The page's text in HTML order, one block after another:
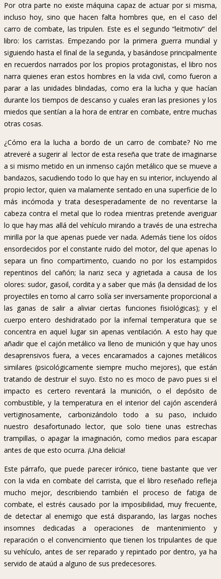
Por otra parte no existe máquina capaz de actuar por si misma,
incluso hoy, sino que hacen falta hombres que, en el caso del
carro de combate, las tripulen. Este es el segundo “leitmotiv” del
libro: los carristas. Empezando por la primera guerra mundial y
siguiendo hasta el final de la segunda, y basándose principalmente
en recuerdos narrados por los propios protagonistas, el libro nos
narra quienes eran estos hombres en la vida civil, como fueron a
parar a las unidades blindadas, como era la lucha y que hacían
durante los tiempos de descanso y cuales eran las presiones y los
miedos que sentían a la hora de entrar en combate, entre muchas
otras cosas.
¿Cómo era la lucha a bordo de un carro de combate? No me
atreveré a sugerir al lector de esta reseña que trate de imaginarse
a si mismo metido en un inmenso cajón metálico que se mueve a
bandazos, sacudiendo todo lo que hay en su interior, incluyendo al
propio lector, quien va malamente sentado en una superficie de lo
más incómoda y trata desesperadamente de no reventarse la
cabeza contra el metal que lo rodea mientras pretende averiguar
lo que hay mas allá del vehículo mirando a través de una estrecha
mirilla por la que apenas puede ver nada. Además tiene los oídos
ensordecidos por el constante ruido del motor, del que apenas lo
separa un fino compartimento, cuando no por los estampidos
repentinos del cañón; la nariz seca y agrietada a causa de los
olores: sudor, gasoil, cordita y a saber que más (la densidad de los
proyectiles en torno al carro solía ser inversamente proporcional a
las ganas de salir a aliviar ciertas funciones fisiológicas); y el
cuerpo entero deshidratado por la infernal temperatura que se
concentra en aquel lugar sin apenas ventilación. A esto hay que
añadir que el cajón metálico va lleno de munición y que hay unos
desaprensivos fuera, a veces encaramados a cajones metálicos
similares (psicológicamente siempre mucho mejores), que están
tratando de destruir el suyo. Esto no es moco de pavo pues si el
impacto es certero reventará la munición, o el depósito de
combustible, y la temperatura en el interior del cajón ascenderá
vertiginosamente, carbonizándolo todo a su paso, incluido
nuestro desafortunado lector, que solo tiene unas estrechas
trampillas, o apagar la imaginación, como medios para escapar
antes de que esto ocurra. ¡Una delicia!
Este párrafo, que puede parecer irónico, tiene bastante que ver
con la vida en combate del carrista, que el libro reseñado refleja
mucho mejor, describiendo también el proceso de fatiga de
combate, el estrés causado por la imposibilidad, muy frecuente,
de detectar al enemigo que está disparando, las largas noches
insomnes dedicadas a operaciones de mantenimiento y
reparación o el convencimiento que tienen los tripulantes de que
su vehículo, antes de ser reparado y repintado por dentro, ya ha
servido de ataúd a alguno de sus predecesores.